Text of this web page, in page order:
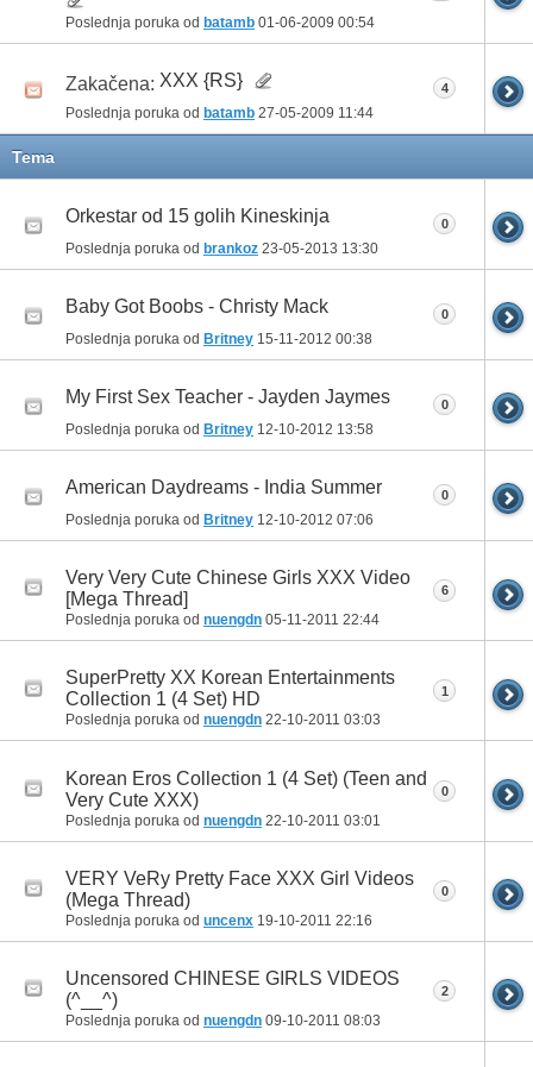
Poslednja poruka od batamb 01-06-2009 00:54
Zakačena: XXX {RS}
Poslednja poruka od batamb 27-05-2009 11:44
4
Tema
Orkestar od 15 golih Kineskinja
Poslednja poruka od brankoz 23-05-2013 13:30
0
Baby Got Boobs - Christy Mack
Poslednja poruka od Britney 15-11-2012 00:38
0
My First Sex Teacher - Jayden Jaymes
Poslednja poruka od Britney 12-10-2012 13:58
0
American Daydreams - India Summer
Poslednja poruka od Britney 12-10-2012 07:06
0
Very Very Cute Chinese Girls XXX Video
[Mega Thread]
Poslednja poruka od nuengdn 05-11-2011 22:44
6
SuperPretty XX Korean Entertainments
Collection 1 (4 Set) HD
Poslednja poruka od nuengdn 22-10-2011 03:03
1
Korean Eros Collection 1 (4 Set) (Teen and
Very Cute XXX)
Poslednja poruka od nuengdn 22-10-2011 03:01
0
VERY VeRy Pretty Face XXX Girl Videos
(Mega Thread)
Poslednja poruka od uncenx 19-10-2011 22:16
0
Uncensored CHINESE GIRLS VIDEOS
(^__^)
Poslednja poruka od nuengdn 09-10-2011 08:03
2